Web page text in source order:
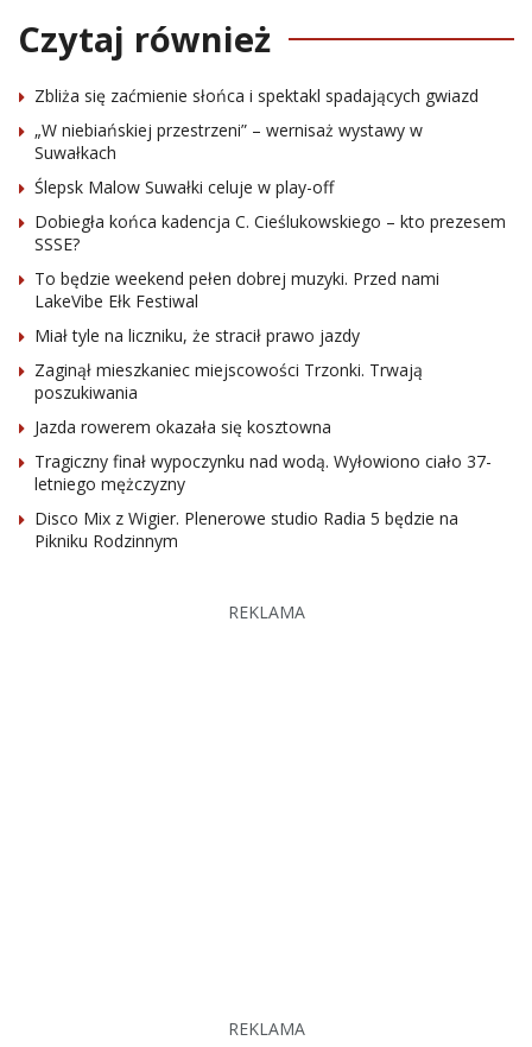
Czytaj również
Zbliża się zaćmienie słońca i spektakl spadających gwiazd
„W niebiańskiej przestrzeni” – wernisaż wystawy w
Suwałkach
Ślepsk Malow Suwałki celuje w play-off
Dobiegła końca kadencja C. Cieślukowskiego – kto prezesem
SSSE?
To będzie weekend pełen dobrej muzyki. Przed nami
LakeVibe Ełk Festiwal
Miał tyle na liczniku, że stracił prawo jazdy
Zaginął mieszkaniec miejscowości Trzonki. Trwają
poszukiwania
Jazda rowerem okazała się kosztowna
Tragiczny finał wypoczynku nad wodą. Wyłowiono ciało 37-
letniego mężczyzny
Disco Mix z Wigier. Plenerowe studio Radia 5 będzie na
Pikniku Rodzinnym
REKLAMA
REKLAMA